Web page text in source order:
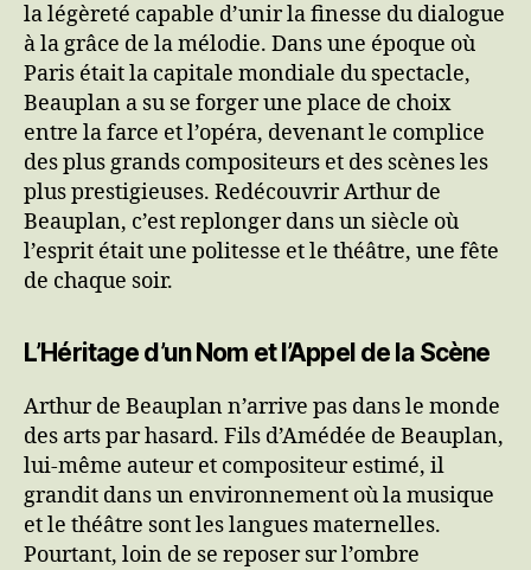
la légèreté capable d’unir la finesse du dialogue
à la grâce de la mélodie. Dans une époque où
Paris était la capitale mondiale du spectacle,
Beauplan a su se forger une place de choix
entre la farce et l’opéra, devenant le complice
des plus grands compositeurs et des scènes les
plus prestigieuses. Redécouvrir Arthur de
Beauplan, c’est replonger dans un siècle où
l’esprit était une politesse et le théâtre, une fête
de chaque soir.
L’Héritage d’un Nom et l’Appel de la Scène
Arthur de Beauplan n’arrive pas dans le monde
des arts par hasard. Fils d’Amédée de Beauplan,
lui-même auteur et compositeur estimé, il
grandit dans un environnement où la musique
et le théâtre sont les langues maternelles.
Pourtant, loin de se reposer sur l’ombre